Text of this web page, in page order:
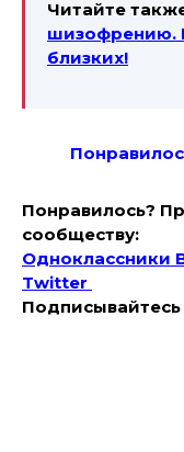
Читайте
шизофрению.
близких!
Понравилось?
сообществу:
Одноклассники
Twitter
Подписывайтесь